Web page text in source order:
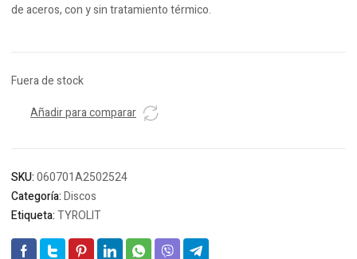
de aceros, con y sin tratamiento térmico.
Fuera de stock
Añadir para comparar
SKU:060701A2502524
Categoría:Discos
Etiqueta:TYROLIT